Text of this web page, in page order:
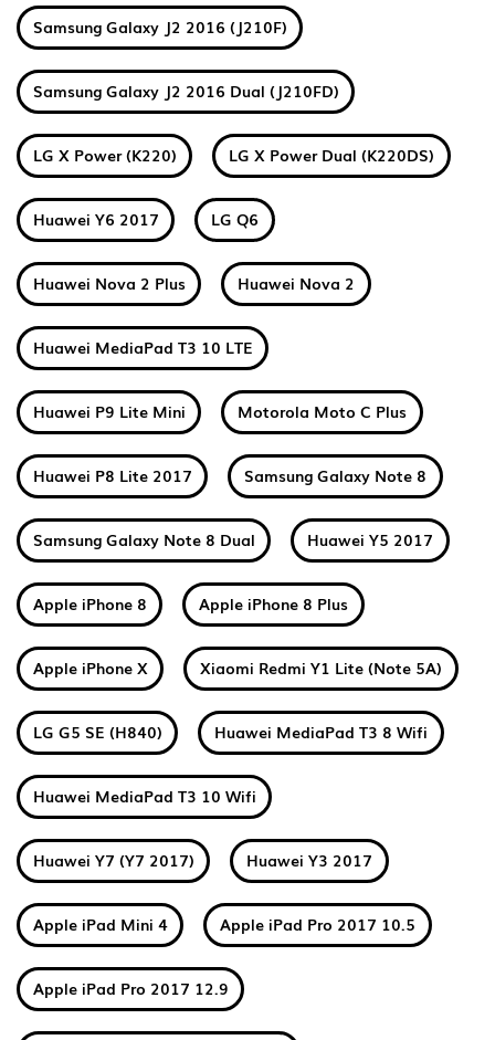
Samsung Galaxy J2 2016 (J210F)
Samsung Galaxy J2 2016 Dual (J210FD)
LG X Power (K220) LG X Power Dual (K220DS)
Huawei Y6 2017 LG Q6
Huawei Nova 2 Plus Huawei Nova 2
Huawei MediaPad T3 10 LTE
Huawei P9 Lite Mini Motorola Moto C Plus
Huawei P8 Lite 2017 Samsung Galaxy Note 8
Samsung Galaxy Note 8 Dual Huawei Y5 2017
Apple iPhone 8 Apple iPhone 8 Plus
Apple iPhone X Xiaomi Redmi Y1 Lite (Note 5A)
LG G5 SE (H840) Huawei MediaPad T3 8 Wifi
Huawei MediaPad T3 10 Wifi
Huawei Y7 (Y7 2017) Huawei Y3 2017
Apple iPad Mini 4 Apple iPad Pro 2017 10.5
Apple iPad Pro 2017 12.9